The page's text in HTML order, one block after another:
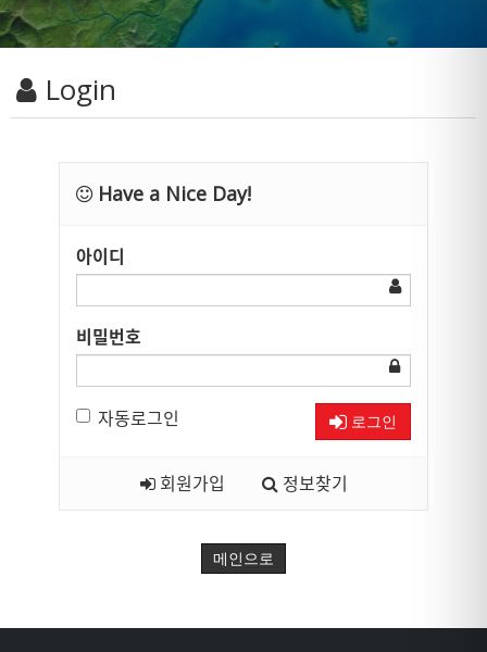
Login
Have a Nice Day!
아이디
비밀번호
자동로그인 로그인
회원가입 정보찾기
메인으로